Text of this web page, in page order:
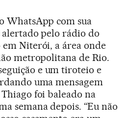
WhatsApp com sua
pelo rádio do
Niterói, a área onde
metropolitana de Rio.
e um tiroteio e
uma mensagem
foi baleado na
semana depois. “Eu não